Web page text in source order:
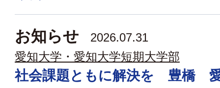
お知らせ
2026.07.31
愛知大学・愛知大学短期大学部
社会課題ともに解決を 豊橋